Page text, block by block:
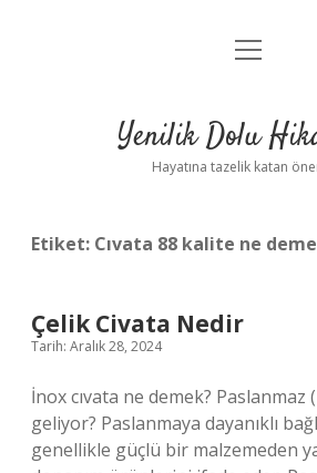
Anasayfa
Yasal Uyarı
menüyü
Yenilik Dolu
Hayatına tazelik katan
Etiket: Cıvata 88 kalite ne
Çelik Civata Nedir
Tarih: Aralık 28, 2024
İnox cıvata ne demek? Paslanmaz
geliyor? Paslanmaya dayanıklı
genellikle güçlü bir malzemeden